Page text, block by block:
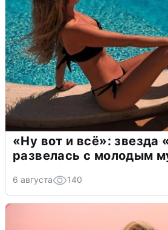
«Ну вот и всё»: звезда
развелась с молодым
6 августа 140